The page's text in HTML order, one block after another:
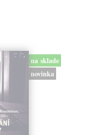
na sklade
novinka